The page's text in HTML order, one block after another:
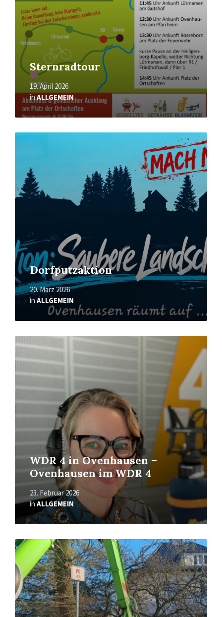
Sternradtour
19. April 2026
inALLGEMEIN
Dorfputzaktion
20. März 2026
inALLGEMEIN
Mehr
WDR 4 in Ovenhausen –
Ovenhausen im WDR 4
23. Februar 2026
in ALLGEMEIN
Mehr
erfahren
Mehr
erfahren